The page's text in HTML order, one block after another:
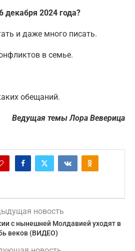
декабря 2024 года?
и даже много писать.
в семье.
обещаний.
Ведущая темы Лора Веверица
новость
с нынешней Молдавией уходят в
веков (ВИДЕО)